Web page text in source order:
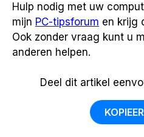
Hulp nodig met uw
mijn PC-tipsforum en krijg
Ook zonder vraag kunt u
anderen helpen.
Deel dit artikel